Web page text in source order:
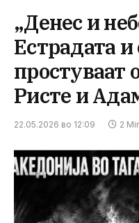
„Денес и
Естрадата и
простуваат
Ристе и
22.05.2026 во 12:09 2